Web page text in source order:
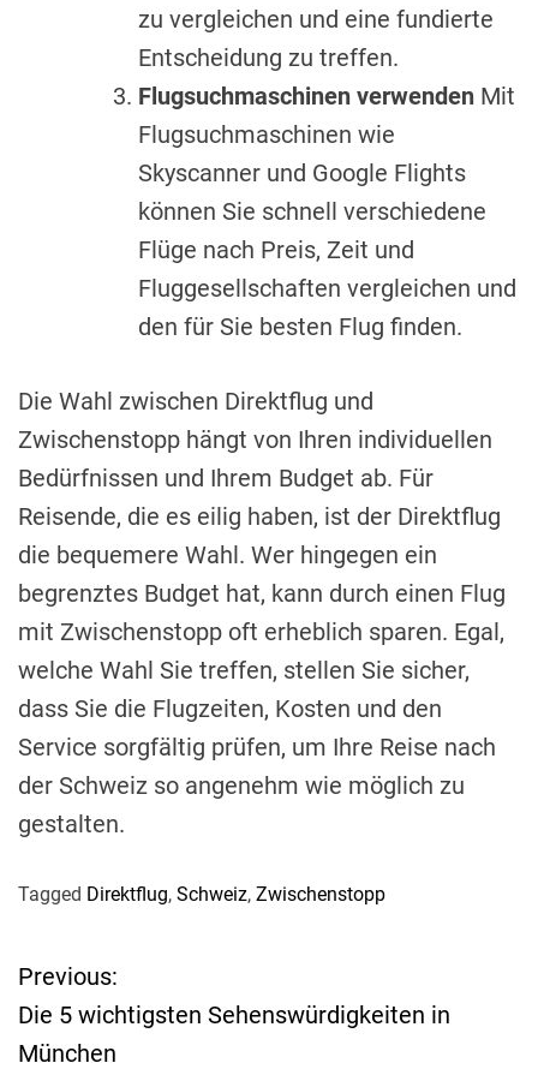
zu vergleichen und eine fundierte
Entscheidung zu treffen.
Flugsuchmaschinen verwenden Mit
Flugsuchmaschinen wie
Skyscanner und Google Flights
können Sie schnell verschiedene
Flüge nach Preis, Zeit und
Fluggesellschaften vergleichen und
den für Sie besten Flug finden.
Die Wahl zwischen Direktflug und
Zwischenstopp hängt von Ihren individuellen
Bedürfnissen und Ihrem Budget ab. Für
Reisende, die es eilig haben, ist der Direktflug
die bequemere Wahl. Wer hingegen ein
begrenztes Budget hat, kann durch einen Flug
mit Zwischenstopp oft erheblich sparen. Egal,
welche Wahl Sie treffen, stellen Sie sicher,
dass Sie die Flugzeiten, Kosten und den
Service sorgfältig prüfen, um Ihre Reise nach
der Schweiz so angenehm wie möglich zu
gestalten.
Tagged Direktflug, Schweiz, Zwischenstopp
B
e
Previous:
Die 5 wichtigsten Sehenswürdigkeiten in
München